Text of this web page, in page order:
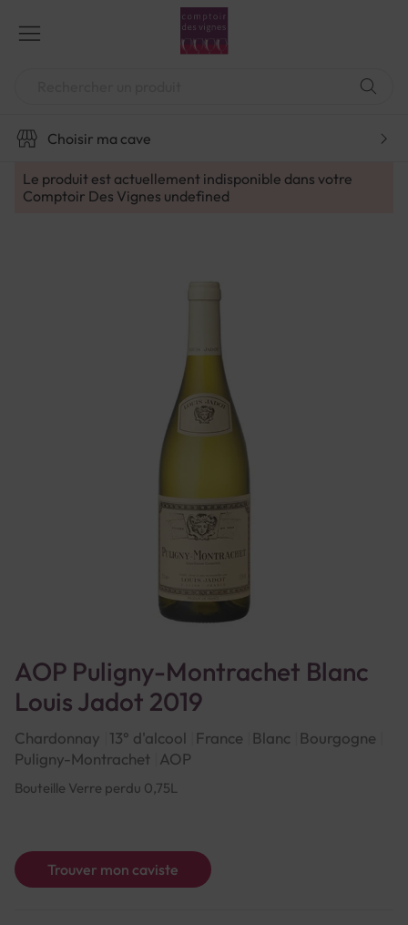
contenu
Choisir ma cave
Le produit est actuellement indisponible dans votre
Comptoir Des Vignes undefined
AOP Puligny-Montrachet Blanc
Louis Jadot 2019
Chardonnay 13° d'alcool France Blanc
Bourgogne
Puligny-Montrachet AOP
Bouteille Verre perdu 0,75L
Trouver mon caviste